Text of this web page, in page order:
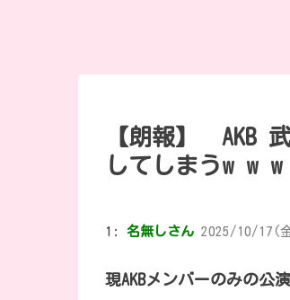
【朗報】 AKB
してしまうw w
1: 名無しさん 2025/10/17(
現AKBメンバーのみの公